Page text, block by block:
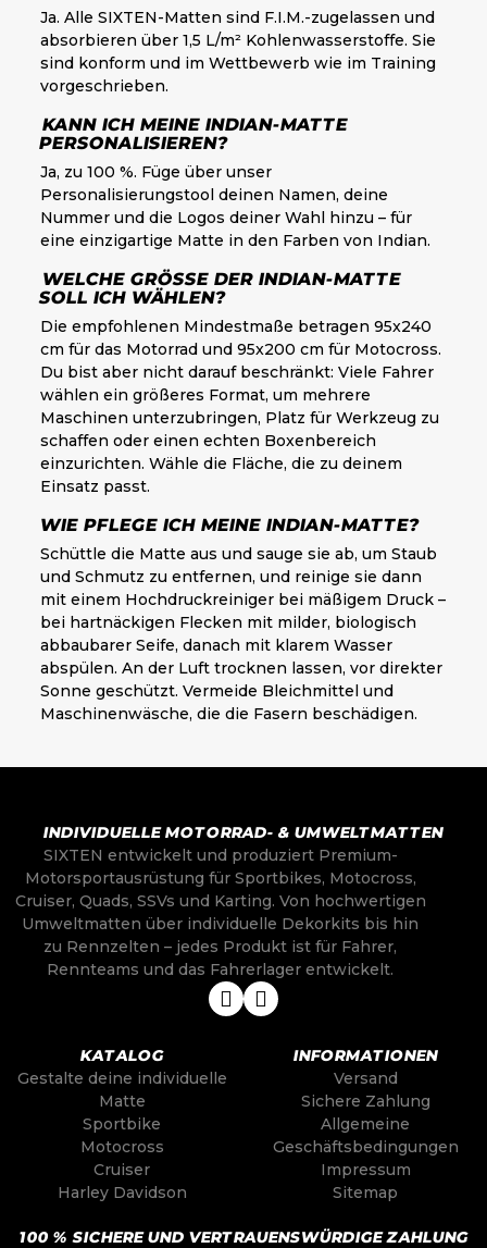
Ja. Alle SIXTEN-Matten sind F.I.M.-zugelassen und
absorbieren über 1,5 L/m² Kohlenwasserstoffe. Sie
sind konform und im Wettbewerb wie im Training
vorgeschrieben.
KANN ICH MEINE INDIAN-MATTE
PERSONALISIEREN?
Ja, zu 100 %. Füge über unser
Personalisierungstool deinen Namen, deine
Nummer und die Logos deiner Wahl hinzu – für
eine einzigartige Matte in den Farben von Indian.
WELCHE GRÖSSE DER INDIAN-MATTE S
OLL ICH WÄHLEN?
Die empfohlenen Mindestmaße betragen 95x240
cm für das Motorrad und 95x200 cm für Motocross.
Du bist aber nicht darauf beschränkt: Viele Fahrer
wählen ein größeres Format, um mehrere
Maschinen unterzubringen, Platz für Werkzeug zu
schaffen oder einen echten Boxenbereich
einzurichten. Wähle die Fläche, die zu deinem
Einsatz passt.
WIE PFLEGE ICH MEINE INDIAN-MATTE?
Schüttle die Matte aus und sauge sie ab, um Staub
und Schmutz zu entfernen, und reinige sie dann
mit einem Hochdruckreiniger bei mäßigem Druck –
bei hartnäckigen Flecken mit milder, biologisch
abbaubarer Seife, danach mit klarem Wasser
abspülen. An der Luft trocknen lassen, vor direkter
Sonne geschützt. Vermeide Bleichmittel und
Maschinenwäsche, die die Fasern beschädigen.
INDIVIDUELLE MOTORRAD- & UMWELTMATTEN
SIXTEN entwickelt und produziert Premium-
Motorsportausrüstung für Sportbikes, Motocross,
Cruiser, Quads, SSVs und Karting. Von hochwertigen
Umweltmatten über individuelle Dekorkits bis hin
zu Rennzelten – jedes Produkt ist für Fahrer,
Rennteams und das Fahrerlager entwickelt.
KATALOG
Gestalte deine individuelle
Matte
Sportbike
Motocross
Cruiser
Harley Davidson
INFORMATIONEN
Versand
Sichere Zahlung
Allgemeine
Geschäftsbedingungen
Impressum
Sitemap
100 % SICHERE UND VERTRAUENSWÜRDIGE ZAHLUNG